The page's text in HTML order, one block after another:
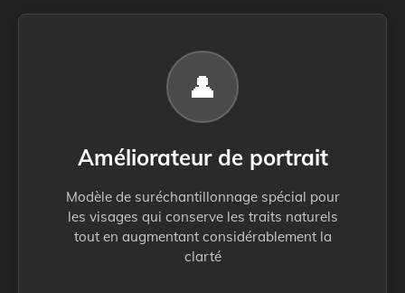
👤
Améliorateur de portrait
Modèle de suréchantillonnage spécial pour
les visages qui conserve les traits naturels
tout en augmentant considérablement la
clarté